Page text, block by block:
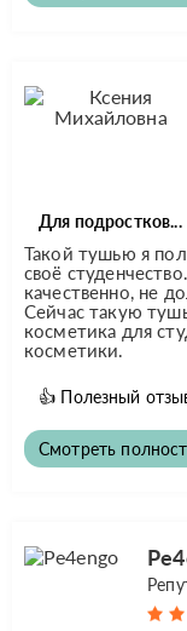
Для подростков...
Такой тушью я
своё
качественно, не
Сейчас такую
косметика для
косметики.
👍 Полезный
Смотреть